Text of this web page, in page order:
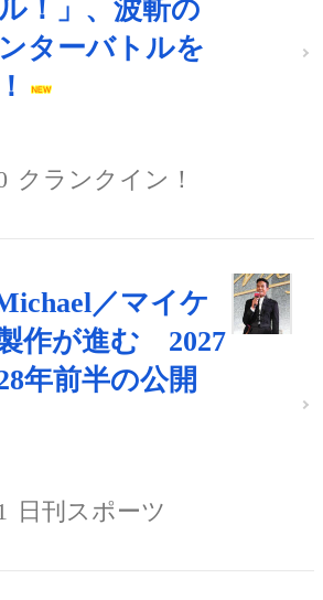
！」、波斬の
ターバトルを
クランクイン！
／マイケ
作が進む 2027
年前半の公開
日刊スポーツ